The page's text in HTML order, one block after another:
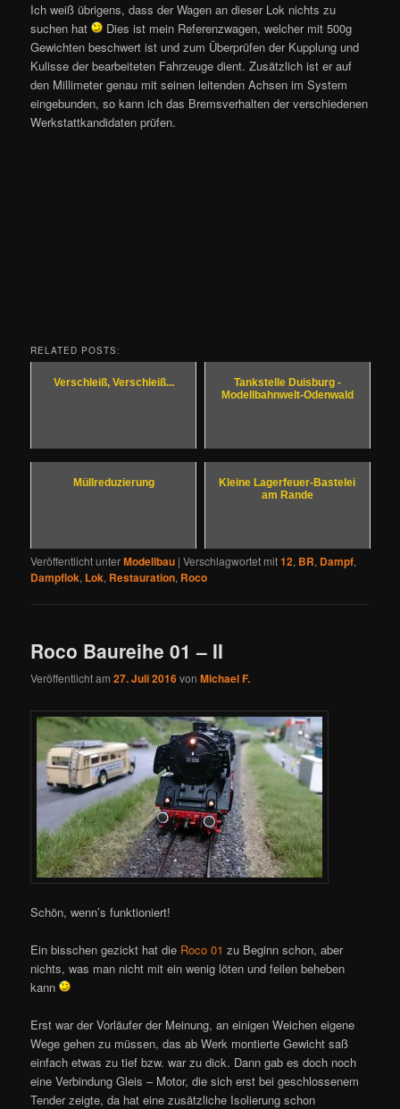
Ich weiß übrigens, dass der Wagen an dieser Lok nichts zu
suchen hat
Dies ist mein Referenzwagen, welcher mit 500g
Gewichten beschwert ist und zum Überprüfen der Kupplung und
Kulisse der bearbeiteten Fahrzeuge dient. Zusätzlich ist er auf
den Millimeter genau mit seinen leitenden Achsen im System
eingebunden, so kann ich das Bremsverhalten der verschiedenen
Werkstattkandidaten prüfen.
RELATED POSTS:
Verschleiß, Verschleiß...
Tankstelle Duisburg -
Modellbahnwelt-Odenwald
Müllreduzierung
Kleine Lagerfeuer-Bastelei
am Rande
Veröffentlicht unterModellbau |Verschlagwortet mit12, BR, Dampf,
Dampflok, Lok, Restauration, Roco
Roco Baureihe 01 – II
Veröffentlicht am27. Juli 2016vonMichael F.
Schön, wenn’s funktioniert!
Ein bisschen gezickt hat die Roco 01 zu Beginn schon, aber
nichts, was man nicht mit ein wenig löten und feilen beheben
kann
Erst war der Vorläufer der Meinung, an einigen Weichen eigene
Wege gehen zu müssen, das ab Werk montierte Gewicht saß
einfach etwas zu tief bzw. war zu dick. Dann gab es doch noch
eine Verbindung Gleis – Motor, die sich erst bei geschlossenem
Tender zeigte, da hat eine zusätzliche Isolierung schon